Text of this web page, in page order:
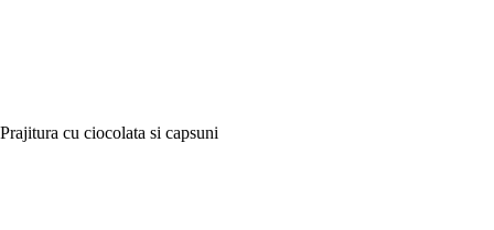
Prajitura cu ciocolata si capsuni